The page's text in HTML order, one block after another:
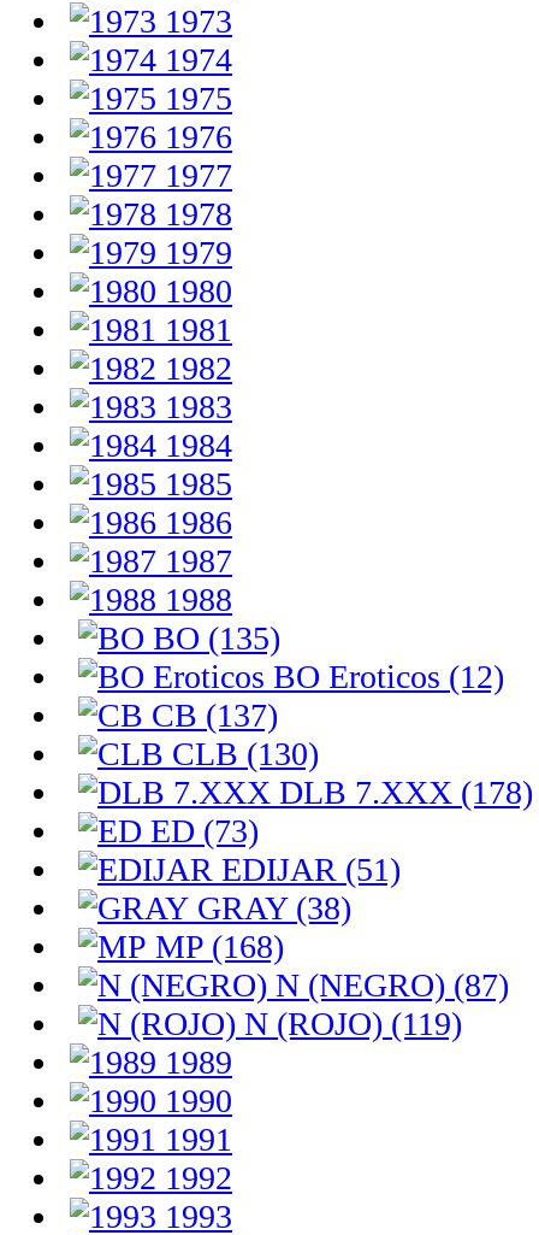
1973
1974
1975
1976
1977
1978
1979
1980
1981
1982
1983
1984
1985
1986
1987
1988
BO (135)
BO Eroticos (12)
CB (137)
CLB (130)
DLB 7.XXX (178)
ED (73)
EDIJAR (51)
GRAY (38)
MP (168)
N (NEGRO) (87)
N (ROJO) (119)
1989
1990
1991
1992
1993